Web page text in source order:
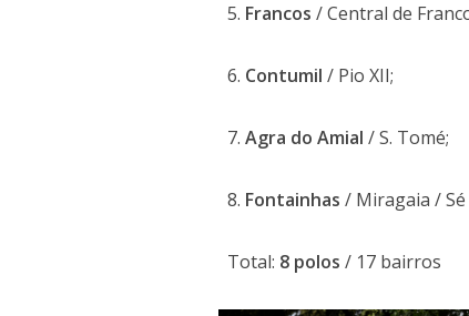
5. Francos / Central de
6. Contumil/ Pio XII;
7.Agra do Amial/ S. Tomé;
8. Fontainhas / Miragaia / Sé
Total: 8 polos / 17 bairros